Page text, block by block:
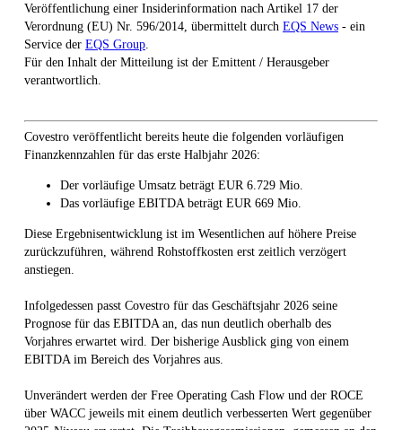
Veröffentlichung einer Insiderinformation nach Artikel 17 der
Verordnung (EU) Nr. 596/2014, übermittelt durch EQS News - ein
Service der EQS Group
Für den Inhalt der Mitteilung ist der Emittent / Herausgeber
verantwortlich.
Covestro veröffentlicht bereits heute die folgenden vorläufigen
Finanzkennzahlen für das erste Halbjahr 2026:
Der vorläufige Umsatz beträgt EUR 6.729 Mio.
Das vorläufige EBITDA beträgt EUR 669 Mio.
Diese Ergebnisentwicklung ist im Wesentlichen auf höhere Preise
zurückzuführen, während Rohstoffkosten erst zeitlich verzögert
anstiegen.
Infolgedessen passt Covestro für das Geschäftsjahr 2026 seine
Prognose für das EBITDA an, das nun deutlich oberhalb des
Vorjahres erwartet wird. Der bisherige Ausblick ging von einem
EBITDA im Bereich des Vorjahres aus.
Unverändert werden der Free Operating Cash Flow und der ROCE
über WACC jeweils mit einem deutlich verbesserten Wert gegenüber